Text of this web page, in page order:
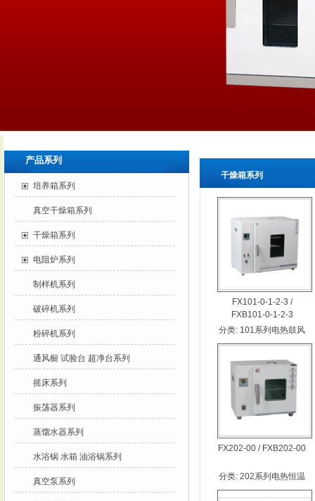
干燥箱系列
FX101-0-1-2-3 /
FXB101-0-1-2-3
分类: 101系列电热鼓风
干燥箱
FX202-00 / FXB202-00
分类: 202系列电热恒温
干燥箱
产品系列
培养箱系列
真空干燥箱系列
干燥箱系列
电阻炉系列
制样机系列
破碎机系列
粉碎机系列
通风橱 试验台 超净台系列
摇床系列
振荡器系列
蒸馏水器系列
水浴锅 水箱 油浴锅系列
真空泵系列